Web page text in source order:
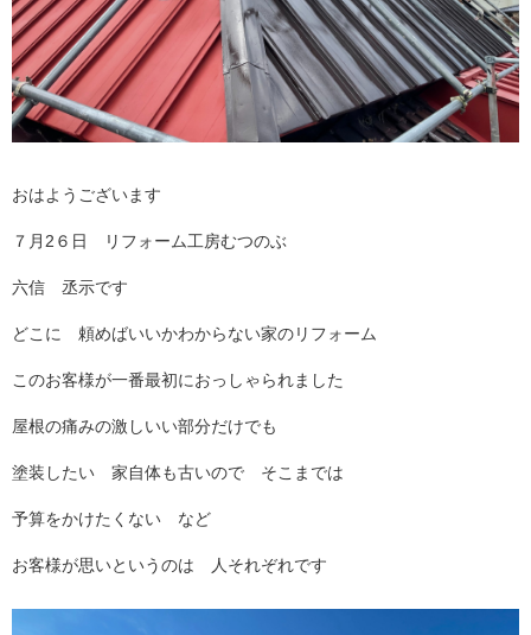
おはようございます
７月2６日 リフォーム工房むつのぶ
六信 丞示です
どこに 頼めばいいかわからない家のリフォーム
このお客様が一番最初におっしゃられました
屋根の痛みの激しいい部分だけでも
塗装したい 家自体も古いので そこまでは
予算をかけたくない など
お客様が思いというのは 人それぞれです